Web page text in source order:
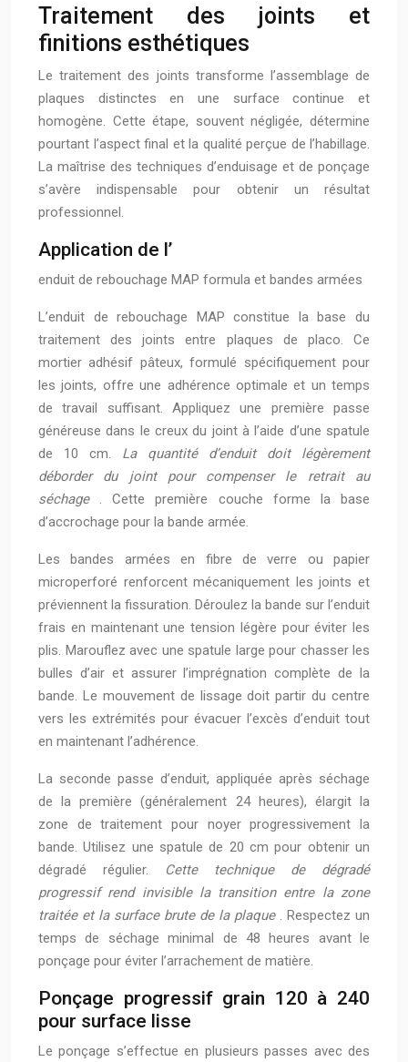
Traitement des joints et
finitions esthétiques
Le traitement des joints transforme l’assemblage de
plaques distinctes en une surface continue et
homogène. Cette étape, souvent négligée, détermine
pourtant l’aspect final et la qualité perçue de l’habillage.
La maîtrise des techniques d’enduisage et de ponçage
s’avère indispensable pour obtenir un résultat
professionnel.
Application de l’
enduit de rebouchage MAP formula et bandes armées
L’enduit de rebouchage MAP constitue la base du
traitement des joints entre plaques de placo. Ce
mortier adhésif pâteux, formulé spécifiquement pour
les joints, offre une adhérence optimale et un temps
de travail suffisant. Appliquez une première passe
généreuse dans le creux du joint à l’aide d’une spatule
de 10 cm. La quantité d’enduit doit légèrement
déborder du joint pour compenser le retrait au
séchage
. Cette première couche forme la base
d’accrochage pour la bande armée.
Les bandes armées en fibre de verre ou papier
microperforé renforcent mécaniquement les joints et
préviennent la fissuration. Déroulez la bande sur l’enduit
frais en maintenant une tension légère pour éviter les
plis. Marouflez avec une spatule large pour chasser les
bulles d’air et assurer l’imprégnation complète de la
bande. Le mouvement de lissage doit partir du centre
vers les extrémités pour évacuer l’excès d’enduit tout
en maintenant l’adhérence.
La seconde passe d’enduit, appliquée après séchage
de la première (généralement 24 heures), élargit la
zone de traitement pour noyer progressivement la
bande. Utilisez une spatule de 20 cm pour obtenir un
dégradé régulier.
Cette technique de dégradé
progressif rend invisible la transition entre la zone
traitée et la surface brute de la plaque
. Respectez un
temps de séchage minimal de 48 heures avant le
ponçage pour éviter l’arrachement de matière.
Ponçage progressif grain 120 à 240
pour surface lisse
Le ponçage s’effectue en plusieurs passes avec des